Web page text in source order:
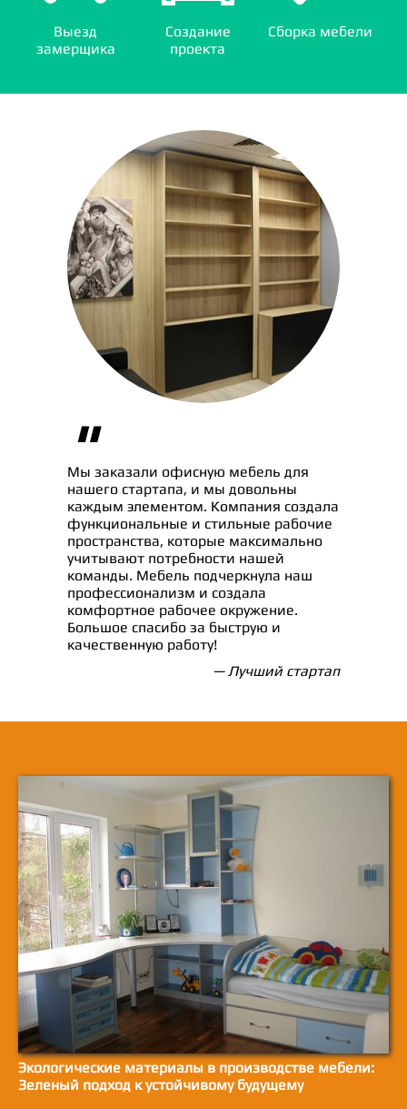
Выезд
замерщика
Создание
проекта
Сборка мебели
"
Мы заказали офисную мебель для
нашего стартапа, и мы довольны
каждым элементом. Компания создала
функциональные и стильные рабочие
пространства, которые максимально
учитывают потребности нашей
команды. Мебель подчеркнула наш
профессионализм и создала
комфортное рабочее окружение.
Большое спасибо за быструю и
качественную работу!
— Лучший стартап
Экологические материалы в производстве мебели:
Зеленый подход к устойчивому будущему